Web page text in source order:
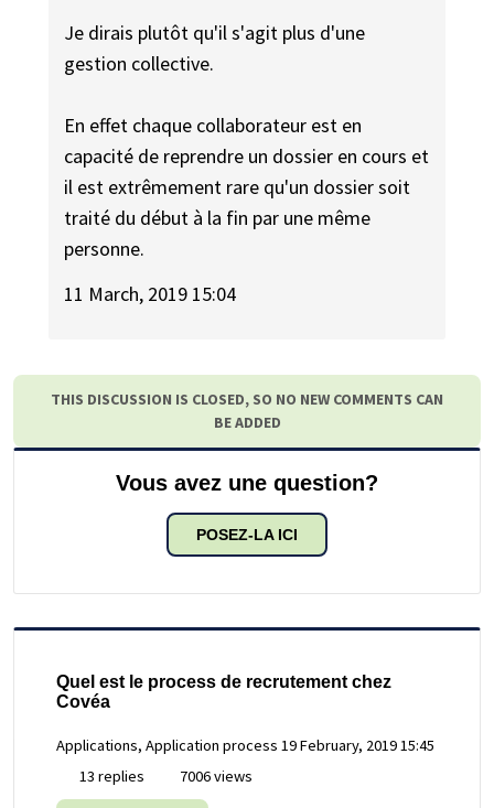
Je dirais plutôt qu'il s'agit plus d'une
gestion collective.
En effet chaque collaborateur est en
capacité de reprendre un dossier en cours et
il est extrêmement rare qu'un dossier soit
traité du début à la fin par une même
personne.
11 March, 2019 15:04
THIS DISCUSSION IS CLOSED, SO NO NEW COMMENTS CAN
BE ADDED
Vous avez une question?
POSEZ-LA ICI
Quel est le process de recrutement chez
Covéa
Applications, Application process 19 February, 2019 15:45
13 replies
7006 views